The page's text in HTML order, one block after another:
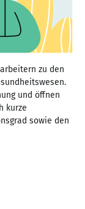
zu den
und öffnen
kurze
sowie den